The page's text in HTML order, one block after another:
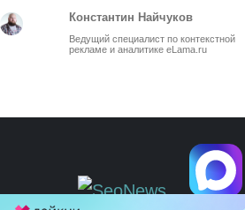
Константин Найчуков
Ведущий специалист по контекстной
рекламе и аналитике eLama.ru